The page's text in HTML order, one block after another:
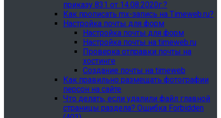
приказу 831 от 14.08.2020г.?
Как прописать mx-запись на Timeweb.ru?
Настройка почты для форм
Настройка почты для форм
Настройка почты на timeweb.ru
Проверка отправки почты на
хостинге
Создание почты на timeweb
Как правильно размещать фотографии
персон на сайте
Что делать, если удалили файл главной
страницы раздела? Ошибка Forbidden